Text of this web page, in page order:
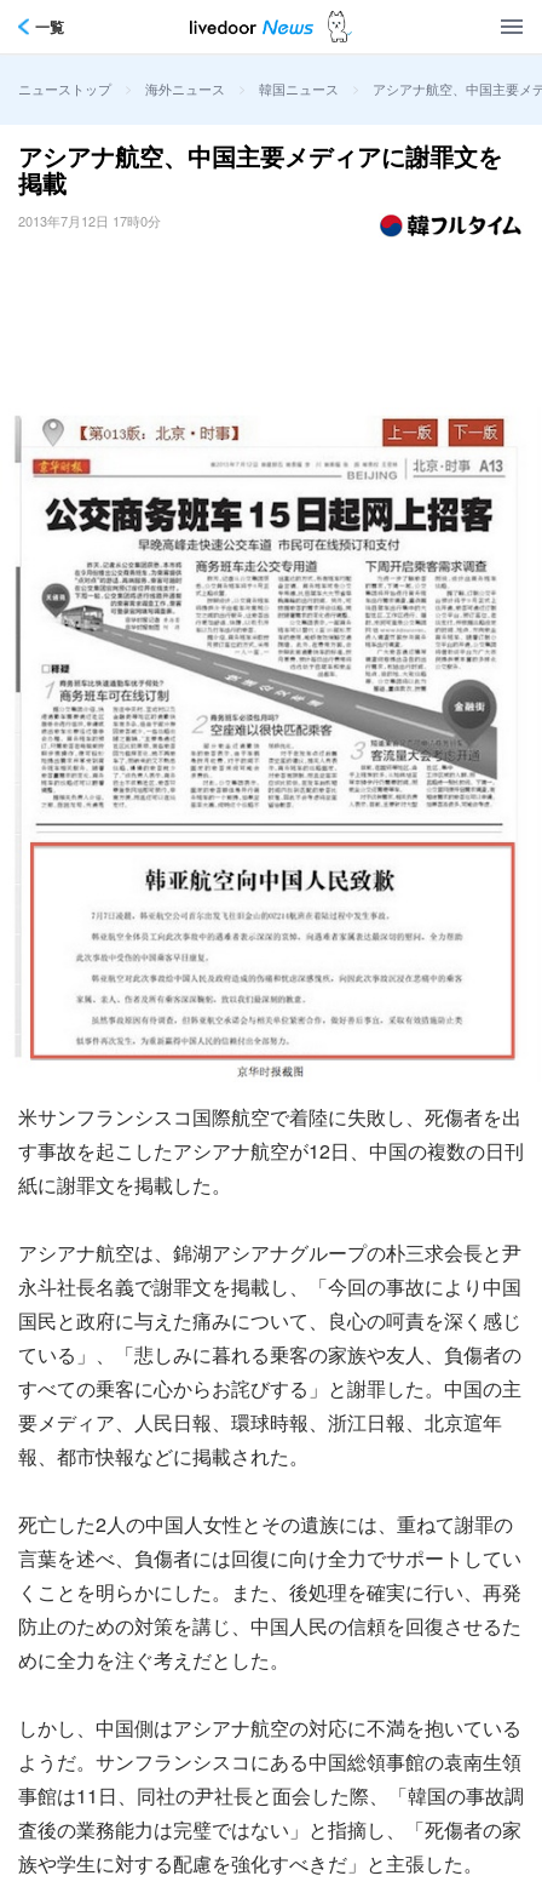
一覧
ニューストップ > 海外ニュース > 韓国ニュース > アシアナ航空、中国主要メ
アシアナ航空、中国主要メディアに謝罪文を
掲載
2013年7月12日 17時0分
米サンフランシスコ国際航空で着陸に失敗し、死傷者を出
す事故を起こしたアシアナ航空が12日、中国の複数の日刊
紙に謝罪文を掲載した。
アシアナ航空は、錦湖アシアナグループの朴三求会長と尹
永斗社長名義で謝罪文を掲載し、「今回の事故により中国
国民と政府に与えた痛みについて、良心の呵責を深く感じ
ている」、「悲しみに暮れる乗客の家族や友人、負傷者の
すべての乗客に心からお詫びする」と謝罪した。中国の主
要メディア、人民日報、環球時報、浙江日報、北京逭年
報、都市快報などに掲載された。
死亡した2人の中国人女性とその遺族には、重ねて謝罪の
言葉を述べ、負傷者には回復に向け全力でサポートしてい
くことを明らかにした。また、後処理を確実に行い、再発
防止のための対策を講じ、中国人民の信頼を回復させるた
めに全力を注ぐ考えだとした。
しかし、中国側はアシアナ航空の対応に不満を抱いている
ようだ。サンフランシスコにある中国総領事館の袁南生領
事館は11日、同社の尹社長と面会した際、「韓国の事故調
査後の業務能力は完璧ではない」と指摘し、「死傷者の家
族や学生に対する配慮を強化すべきだ」と主張した。